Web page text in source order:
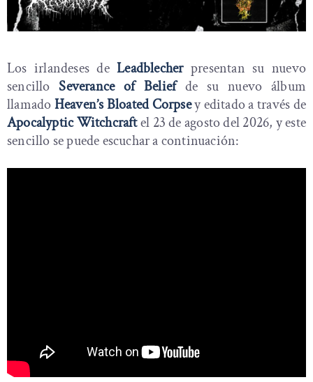
Los irlandeses deLeadblecherpresentan su nuevo
sencilloSeverance of Beliefde su nuevo álbum
llamadoHeaven’s Bloated Corpsey editado a través de
Apocalyptic Witchcraftel 23 de agosto del 2026, y este
sencillo se puede escuchar a continuación: